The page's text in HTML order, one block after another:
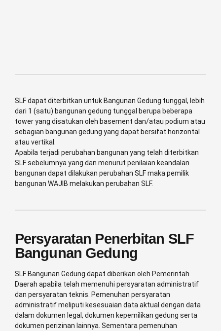
SLF dapat diterbitkan untuk Bangunan Gedung tunggal, lebih
dari 1 (satu) bangunan gedung tunggal berupa beberapa
tower yang disatukan oleh basement dan/atau podium atau
sebagian bangunan gedung yang dapat bersifat horizontal
atau vertikal.
Apabila terjadi perubahan bangunan yang telah diterbitkan
SLF sebelumnya yang dan menurut penilaian keandalan
bangunan dapat dilakukan perubahan SLF maka pemilik
bangunan WAJIB melakukan perubahan SLF.
Persyaratan Penerbitan SLF
Bangunan Gedung
SLF Bangunan Gedung dapat diberikan oleh Pemerintah
Daerah apabila telah memenuhi persyaratan administratif
dan persyaratan teknis. Pemenuhan persyaratan
administratif meliputi kesesuaian data aktual dengan data
dalam dokumen legal, dokumen kepemilikan gedung serta
dokumen perizinan lainnya. Sementara pemenuhan